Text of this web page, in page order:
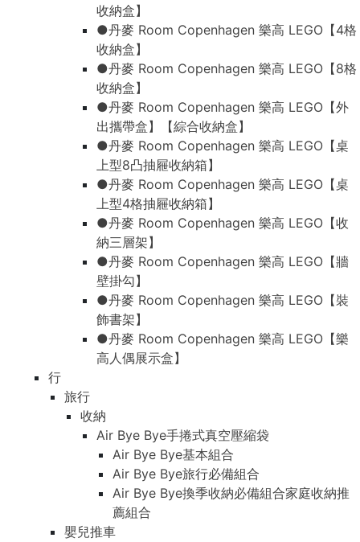
收納盒】
●丹麥 Room Copenhagen 樂高 LEGO【4格
收納盒】
●丹麥 Room Copenhagen 樂高 LEGO【8格
收納盒】
●丹麥 Room Copenhagen 樂高 LEGO【外
出攜帶盒】【綜合收納盒】
●丹麥 Room Copenhagen 樂高 LEGO【桌
上型8凸抽屜收納箱】
●丹麥 Room Copenhagen 樂高 LEGO【桌
上型4格抽屜收納箱】
●丹麥 Room Copenhagen 樂高 LEGO【收
納三層架】
●丹麥 Room Copenhagen 樂高 LEGO【牆
壁掛勾】
●丹麥 Room Copenhagen 樂高 LEGO【裝
飾書架】
●丹麥 Room Copenhagen 樂高 LEGO【樂
高人偶展示盒】
行
旅行
收納
Air Bye Bye手捲式真空壓縮袋
Air Bye Bye基本組合
Air Bye Bye旅行必備組合
Air Bye Bye換季收納必備組合家庭收納推
薦組合
嬰兒推車